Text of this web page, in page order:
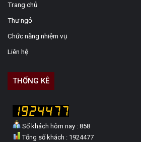
Trang chủ
Thư ngỏ
Chức năng nhiệm vụ
Liên hệ
THỐNG KÊ
Số khách hôm nay : 858
Tổng số khách : 1924477